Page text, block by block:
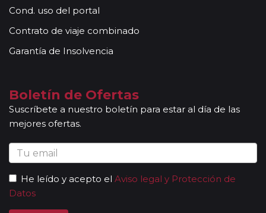
Cond. uso del portal
Contrato de viaje combinado
Garantía de Insolvencia
Boletín de Ofertas
Suscríbete a nuestro boletín para estar al día de las
mejores ofertas.
He leído y acepto el Aviso legal y Protección de
Datos